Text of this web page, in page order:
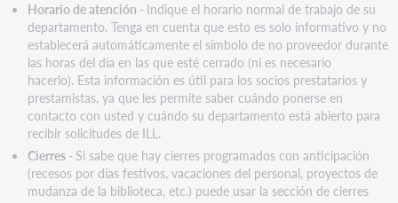
Horario de atención - Indique el horario normal de trabajo de su
departamento. Tenga en cuenta que esto es solo informativo y no
establecerá automáticamente el símbolo de no proveedor durante
las horas del día en las que esté cerrado (ni es necesario
hacerlo). Esta información es útil para los socios prestatarios y
prestamistas, ya que les permite saber cuándo ponerse en
contacto con usted y cuándo su departamento está abierto para
recibir solicitudes de ILL.
Cierres - Si sabe que hay cierres programados con anticipación
(recesos por días festivos, vacaciones del personal, proyectos de
mudanza de la biblioteca, etc.) puede usar la sección de cierres